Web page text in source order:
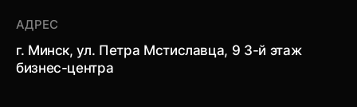
АДРЕС
г. Минск, ул. Петра Мстиславца, 9 3-й этаж
бизнес-центра